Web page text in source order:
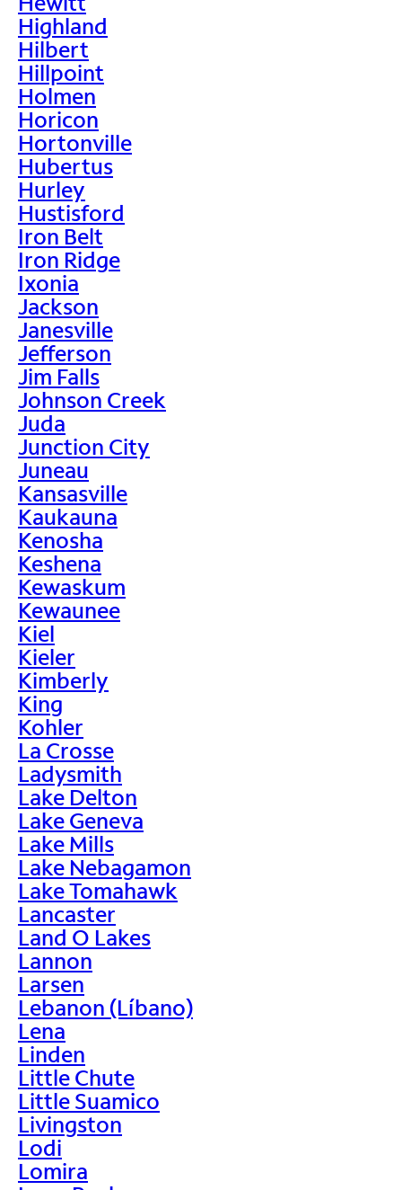
Highland
Hilbert
Hillpoint
Holmen
Horicon
Hortonville
Hubertus
Hurley
Hustisford
Iron Belt
Iron Ridge
Ixonia
Jackson
Janesville
Jefferson
Jim Falls
Johnson Creek
Juda
Junction City
Juneau
Kansasville
Kaukauna
Kenosha
Keshena
Kewaskum
Kewaunee
Kiel
Kieler
Kimberly
King
Kohler
La Crosse
Ladysmith
Lake Delton
Lake Geneva
Lake Mills
Lake Nebagamon
Lake Tomahawk
Lancaster
Land O Lakes
Lannon
Larsen
Lebanon (Líbano)
Lena
Linden
Little Chute
Little Suamico
Livingston
Lodi
Lomira